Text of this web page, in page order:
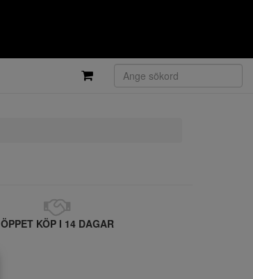
ÖPPET KÖP I 14 DAGAR